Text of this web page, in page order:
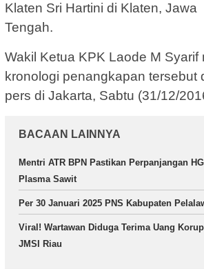
Klaten Sri Hartini di Klaten, Jawa
Tengah.
Wakil Ketua KPK Laode M
kronologi penangkapan tersebut
pers di Jakarta, Sabtu (31/12/
BACAAN LAINNYA
Mentri ATR BPN Pastikan Perpanjangan
Plasma Sawit
Per 30 Januari 2025 PNS Kabupaten
Viral! Wartawan Diduga Terima Uang
JMSI Riau